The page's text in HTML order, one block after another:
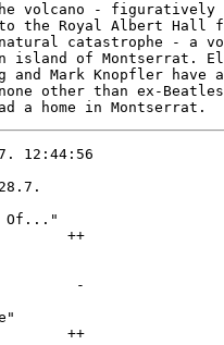
volcano - figuratively
to the Royal Albert Hall
catastrophe - a
island of Montserrat.
and Mark Knopfler have
other than ex-
a home in Montserrat.
28.7.
Of..."
++
-
++